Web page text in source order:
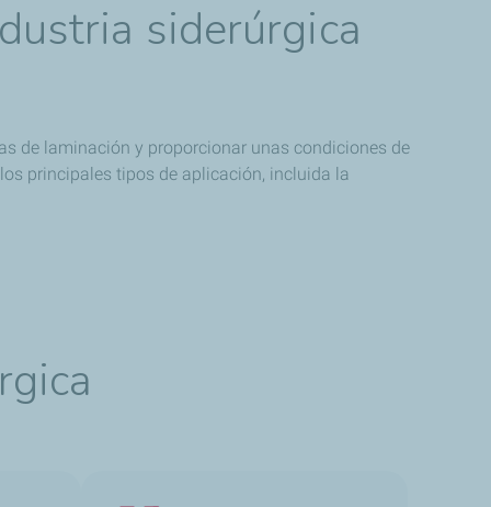
siderúrgica
de laminación y proporcionar unas condiciones de
principales tipos de aplicación, incluida la